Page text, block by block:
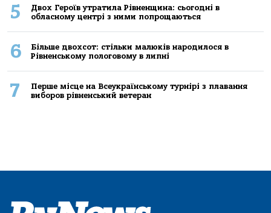
5
Двох Героїв утратила Рівненщина: сьогодні в
обласному центрі з ними попрощаються
6
Більше двохсот: стільки малюків народилося в
Рівненському пологовому в липні
7
Перше місце на Всеукраїнському турнірі з плавання
виборов рівненський ветеран